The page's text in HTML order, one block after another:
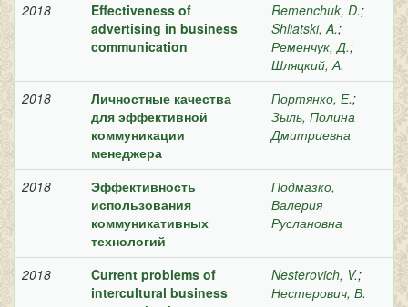
2018
Effectiveness of
advertising in business
communication
Remenchuk, D.;
Shliatski, A.;
Ременчук, Д.;
Шляцкий, А.
2018
Личностные качества
для эффективной
коммуникации
менеджера
Портянко, Е.;
Зыль, Полина
Дмитриевна
2018
Эффективность
использования
коммуникативных
технологий
Подмазко,
Валерия
Руслановна
2018
Current problems of
intercultural business
Nesterovich, V.;
Нестерович, В.